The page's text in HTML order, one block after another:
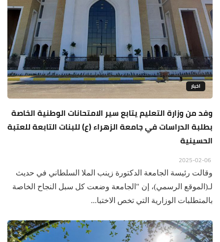
اخبار
وفد من وزارة التعليم يتابع سير الامتحانات الوطنية الخاصة
بطلبة الدراسات في جامعة الزهراء (ع) للبنات التابعة للعتبة
الحسينية
وقالت رئيسة الجامعة الدكتورة زينب الملا السلطاني في حديث
لـ(الموقع الرسمي)، إن "الجامعة وضعت كل سبل النجاح الخاصة
بالمتطلبات الوزارية التي تخص الاختبا...